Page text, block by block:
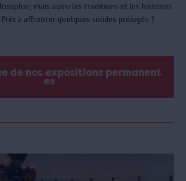
mais aussi les traditions et les histoires
à affronter quelques solides préjugés ?
de nos expositions permanent
es